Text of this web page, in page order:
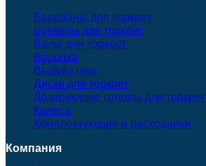
Барабаны для торкрет
Бункеры для торкрет
Валы для торкрет
Воронка
Выдуватели
Диски для торкрет
Дозирующие головы для торкрет
Колеса
Комплектующие и расходники
Компания